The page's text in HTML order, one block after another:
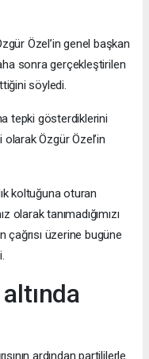
Özel’in genel başkan
sonra gerçekleştirilen
söyledi.
tepki gösterdiklerini
Özgür Özel’in
koltuğuna oturan
olarak tanımadığımızı
çağrısı üzerine bugüne
ardından partililerle